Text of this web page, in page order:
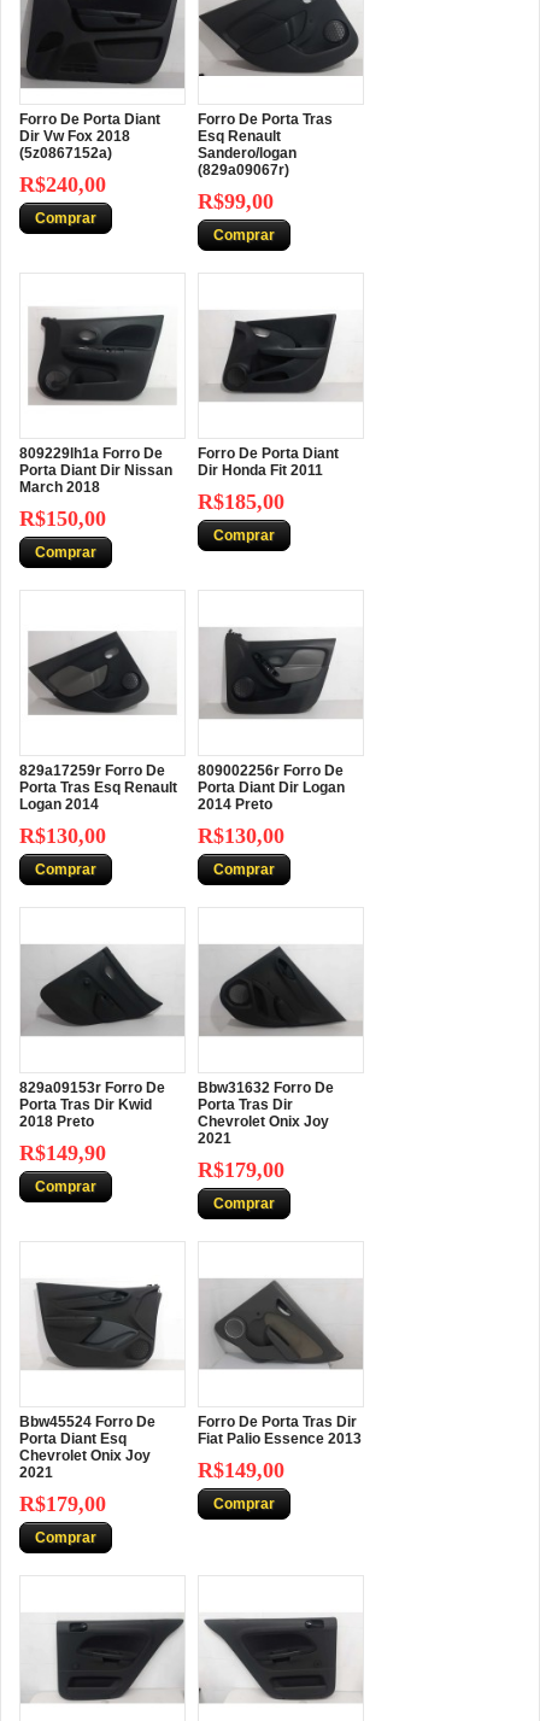
Forro De Porta Diant
Dir Vw Fox 2018
(5z0867152a)
R$240,00
Comprar
Forro De Porta Tras
Esq Renault
Sandero/logan
(829a09067r)
R$99,00
Comprar
809229lh1a Forro De
Porta Diant Dir Nissan
March 2018
R$150,00
Comprar
Forro De Porta Diant
Dir Honda Fit 2011
R$185,00
Comprar
829a17259r Forro De
Porta Tras Esq Renault
Logan 2014
R$130,00
Comprar
809002256r Forro De
Porta Diant Dir Logan
2014 Preto
R$130,00
Comprar
829a09153r Forro De
Porta Tras Dir Kwid
2018 Preto
R$149,90
Comprar
Bbw31632 Forro De
Porta Tras Dir
Chevrolet Onix Joy
2021
R$179,00
Comprar
Bbw45524 Forro De
Porta Diant Esq
Chevrolet Onix Joy
2021
R$179,00
Comprar
Forro De Porta Tras Dir
Fiat Palio Essence 2013
R$149,00
Comprar